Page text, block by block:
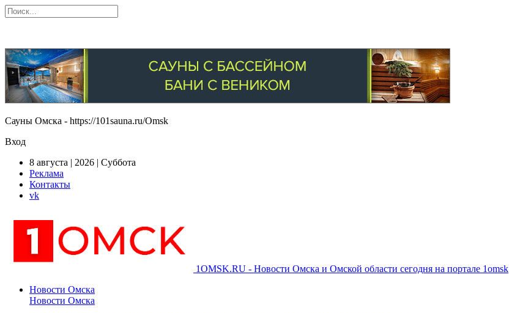
Сауны Омска - https://101sauna.ru/Omsk
Вход
8 августа | 2026 | Суббота
Реклама
Контакты
vk
1OMSK.RU - Новости Омска и Омской области сегодня на портале 1omsk
Новости Омска
Новости Омска